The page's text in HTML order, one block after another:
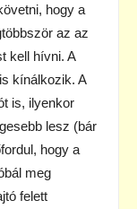
hogy a
az az
kell hívni. A
kínálkozik. A
is, ilyenkor
lesz (bár
hogy a
meg
felett